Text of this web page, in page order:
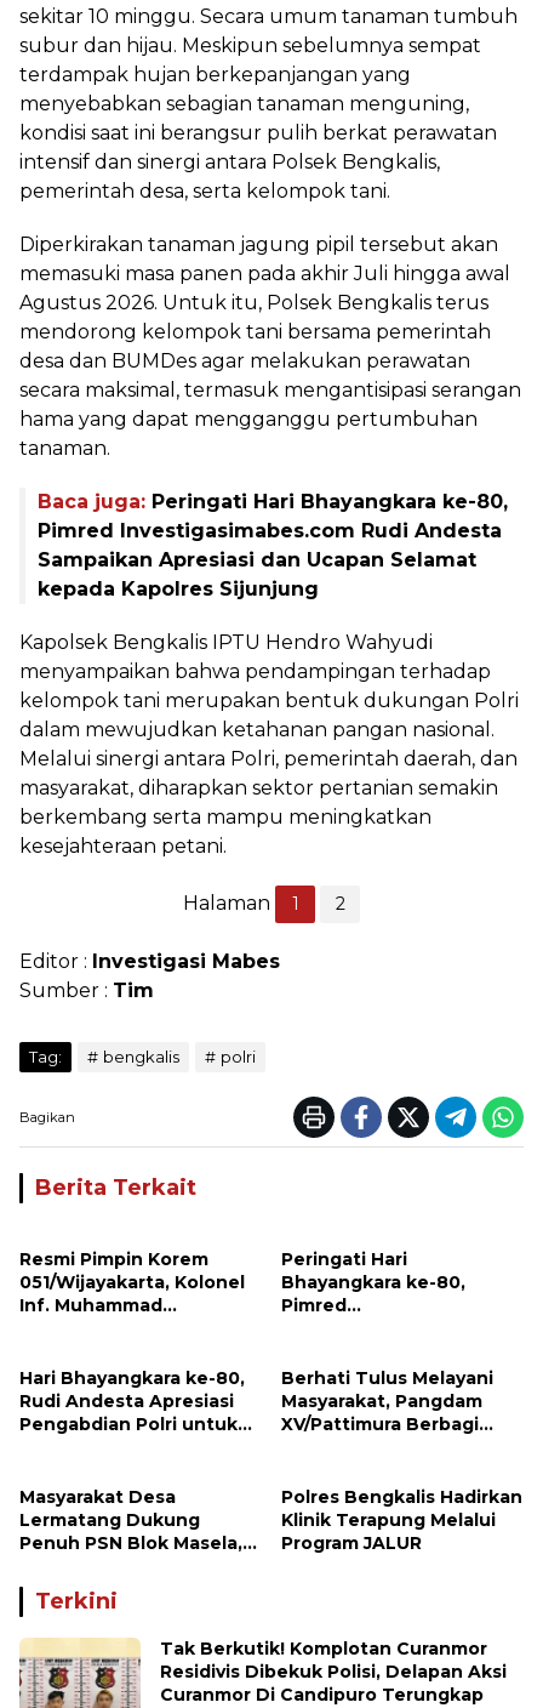
sekitar 10 minggu. Secara umum tanaman tumbuh
subur dan hijau. Meskipun sebelumnya sempat
terdampak hujan berkepanjangan yang
menyebabkan sebagian tanaman menguning,
kondisi saat ini berangsur pulih berkat perawatan
intensif dan sinergi antara Polsek Bengkalis,
pemerintah desa, serta kelompok tani.
Diperkirakan tanaman jagung pipil tersebut akan
memasuki masa panen pada akhir Juli hingga awal
Agustus 2026. Untuk itu, Polsek Bengkalis terus
mendorong kelompok tani bersama pemerintah
desa dan BUMDes agar melakukan perawatan
secara maksimal, termasuk mengantisipasi serangan
hama yang dapat mengganggu pertumbuhan
tanaman.
Baca juga: Peringati Hari Bhayangkara ke-80,
Pimred Investigasimabes.com Rudi Andesta
Sampaikan Apresiasi dan Ucapan Selamat
kepada Kapolres Sijunjung
Kapolsek Bengkalis IPTU Hendro Wahyudi
menyampaikan bahwa pendampingan terhadap
kelompok tani merupakan bentuk dukungan Polri
dalam mewujudkan ketahanan pangan nasional.
Melalui sinergi antara Polri, pemerintah daerah, dan
masyarakat, diharapkan sektor pertanian semakin
berkembang serta mampu meningkatkan
kesejahteraan petani.
Halaman 1 2
Editor : Investigasi Mabes
Sumber : Tim
Tag: bengkalis polri
Bagikan
Berita Terkait
Resmi Pimpin Korem
051/Wijayakarta, Kolonel
Inf. Muhammad
Peringati Hari
Bhayangkara ke-80,
Pimred
Apresiasi dan Ucapan
Selamat kepada Kapolres
Sijunjung
Hari Bhayangkara ke-80,
Rudi Andesta Apresiasi
Pengabdian Polri untuk
Berhati Tulus Melayani
Masyarakat, Pangdam
XV/Pattimura Berbagi
Masyarakat Desa
Lermatang Dukung
Penuh PSN Blok Masela,
XV/Pattimura Terus Hadir
di Tengah Rakyat
Polres Bengkalis Hadirkan
Klinik Terapung Melalui
Program JALUR
Terkini
Tak Berkutik! Komplotan Curanmor
Residivis Dibekuk Polisi, Delapan Aksi
Curanmor Di Candipuro Terungkap